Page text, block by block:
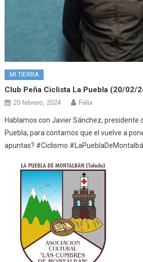
MI TIERRA
Club Peña Ciclista La Puebla (20/02/
20 febrero, 2024 Félix
Hablamos con Javier Sánchez, presidente
Puebla, para contarnos que el vuelve a
apuntas? #Ciclismo